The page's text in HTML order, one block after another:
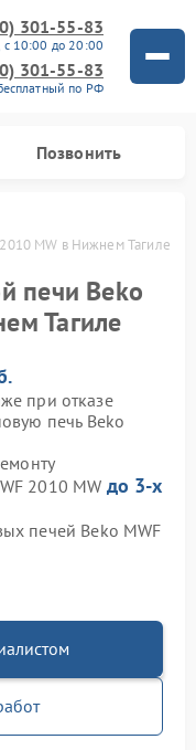
301-55-83
с 10:00 до 20:00
301-55-83
по РФ
Позвонить
MW в Нижнем Тагиле
печи Beko
Тагиле
при отказе
печь Beko
2010 MW до 3-х
печей Beko MWF